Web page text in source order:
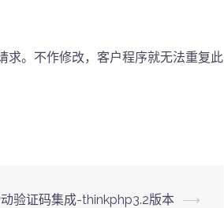
求。不作修改，客户程序就无法重复此
验证码集成-thinkphp3.2版本 ⟶